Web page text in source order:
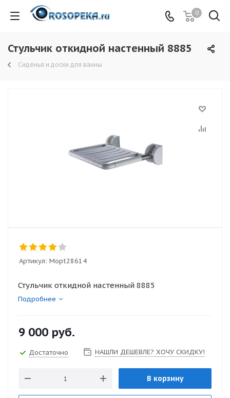
0
Стульчик откидной настенный 8885
Сиденья и доски для ванны
Артикул: Mopt28614
Стульчик откидной настенный 8885
Подробнее
9 000 руб.
Достаточно НАШЛИ ДЕШЕВЛЕ? ХОЧУ СКИДКУ!
В корзину